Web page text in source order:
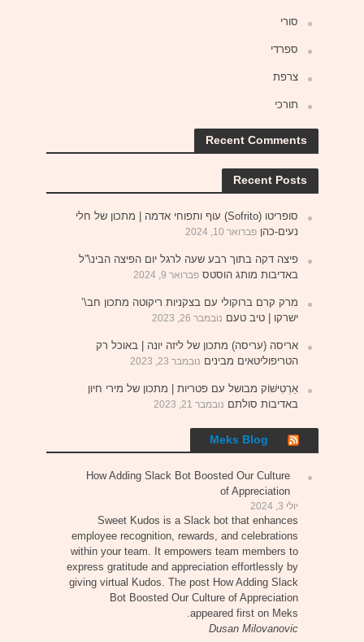
סורי
ספרדי
צרפת
תורכי
Recent Comments
Recent Posts
סופריטו (Sofrito) עוף ותפוחי אדמה | מתכון של חלי
נעים-כהן פברואר 10, 2024
פיצה דקה בתוך רבע שעה לרגל יום הפיצה הבינ\”ל
באדיבות מותג הוסטס פברואר 9, 2024
מרק קרם ברוקולי עם בצקניות ריקוטה מתכון חב\’
ישרקו | טיב טעם נובמבר 26, 2023
אריסה (עריסה) מתכון של ליזה יונה | באוכל רק
הטריפוליטאים מבינים נובמבר 23, 2023
אַרְטִישׁוֹק מבושל עם פטריות | מתכון של מירי חיון
באדיבות סולתם נובמבר 21, 2023
Meks Blog
How Adding Slack Bot Boosted Our Culture
of Appreciation
יולי 3, 2024
Sweet Kudos is a Slack bot that enhances
employee recognition, rewards, and celebrations
within your team. It empowers team members to
express gratitude and appreciation effortlessly by
giving virtual Kudos. The post How Adding Slack
Bot Boosted Our Culture of Appreciation
appeared first on Meks.
Dusan Milovanovic